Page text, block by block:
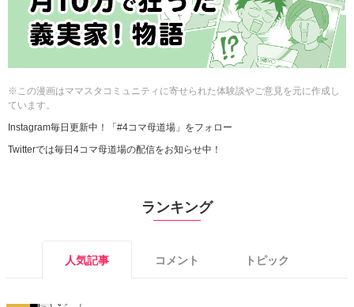
※この漫画はママスタコミュニティに寄せられた体験談やご意見を元に作成し
ています。
Instagram毎日更新中！「#4コマ母道場」をフォロー
Twitterでは毎日4コマ母道場の配信をお知らせ中！
ランキング
人気記事 コメント トピック